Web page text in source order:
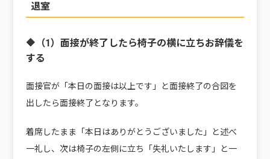
退室
🔶（1）面接が終了したら椅子の横に立ちお辞儀を
する
面接官が「本日の面接は以上です」と面接終了の合図を
出したら面接終了となります。
着席したまま「本日はありがとうございました」と述べ
一礼し、次は椅子の左側に立ち「失礼いたします」と一